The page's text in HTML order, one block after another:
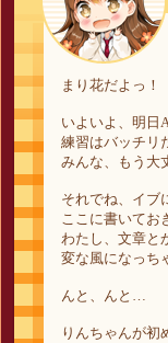
まり花だよっ！
いよいよ、明日
練習はバッチリ
みんな、もう大
それでね、イブ
ここに書いてお
わたし、文章と
変な風になっち
んと、んと…
りんちゃんが初